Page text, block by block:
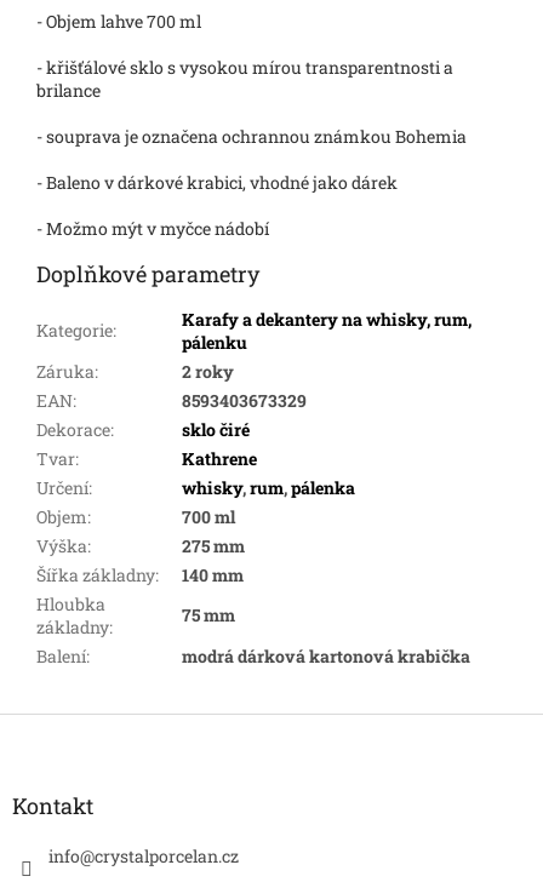
- Objem lahve 700 ml
- křišťálové sklo s vysokou mírou transparentnosti a
brilance
- souprava je označena ochrannou známkou Bohemia
- Baleno v dárkové krabici, vhodné jako dárek
- Možmo mýt v myčce nádobí
Doplňkové parametry
Kategorie:
Karafy a dekantery na whisky, rum,
pálenku
Záruka:
2 roky
EAN:
8593403673329
Dekorace:
sklo čiré
Tvar:
Kathrene
Určení: whisky,rum,pálenka
Objem:
700 ml
Výška:
275 mm
Šířka základny:
140 mm
Hloubka
základny:
75 mm
Balení: modrá dárková kartonová krabička
Z
Kontakt
info@crystalporcelan.cz